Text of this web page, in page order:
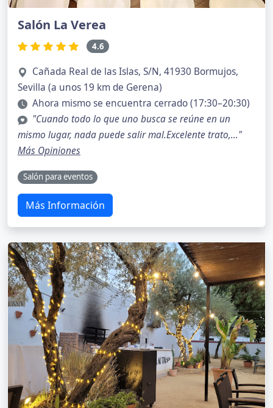
Salón La Verea
4.6
Cañada Real de las Islas, S/N, 41930 Bormujos,
Sevilla (a unos 19 km de Gerena)
Ahora mismo se encuentra cerrado (17:30–20:30)
"Cuando todo lo que uno busca se reúne en un
mismo lugar, nada puede salir mal.Excelente trato,..."
Más Opiniones
Salón para eventos
Más Información